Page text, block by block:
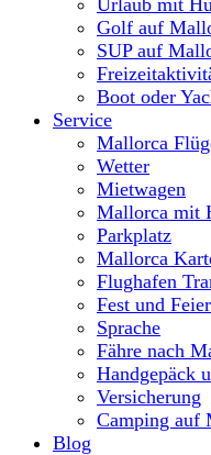
Urlaub mit
Golf auf
SUP auf
Boot oder
Service
Mallorca
Wetter
Mietwagen
Mallorca mit
Parkplatz
Mallorca
Flughafen
Fest und
Sprache
Fähre nach
Handgepäck
Versicherung
Camping auf
Blog